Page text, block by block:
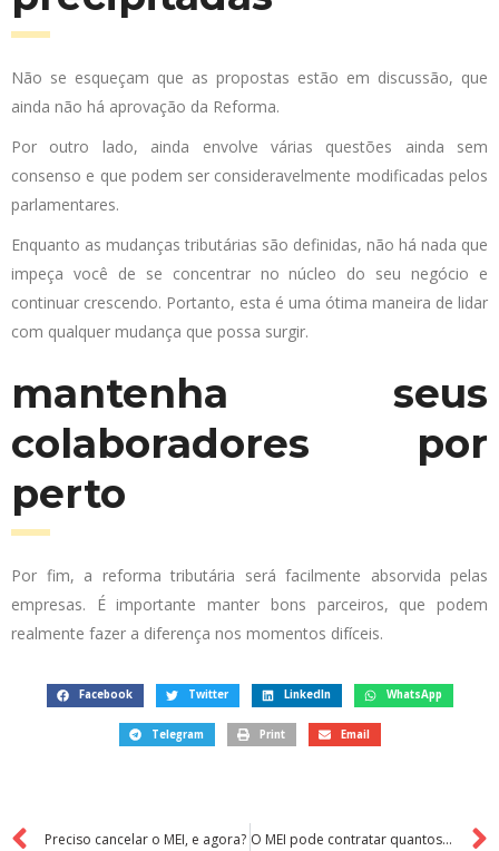
Não se esqueçam que as propostas estão em discussão, que
ainda não há aprovação da Reforma.
Por outro lado, ainda envolve várias questões ainda sem
consenso e que podem ser consideravelmente modificadas pelos
parlamentares.
Enquanto as mudanças tributárias são definidas, não há nada que
impeça você de se concentrar no núcleo do seu negócio e
continuar crescendo. Portanto, esta é uma ótima maneira de lidar
com qualquer mudança que possa surgir.
mantenha seus
colaboradores por
perto
Por fim, a reforma tributária será facilmente absorvida pelas
empresas. É importante manter bons parceiros, que podem
realmente fazer a diferença nos momentos difíceis.
Facebook Twitter LinkedIn WhatsApp
Telegram Print Email
Preciso cancelar o MEI, e agora? O MEI pode contratar quantos funcionários? Saiba como funciona, quanto custa e qual o limite para contratar